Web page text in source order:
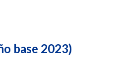
base 2023)